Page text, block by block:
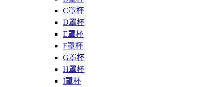
C罩杯
D罩杯
E罩杯
F罩杯
G罩杯
H罩杯
I罩杯